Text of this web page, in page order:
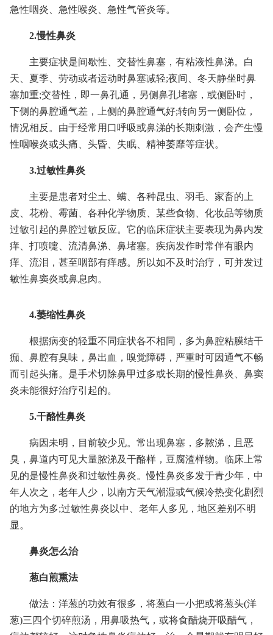
急性咽炎、急性喉炎、急性气管炎等。
2.慢性鼻炎
主要症状是间歇性、交替性鼻塞，有粘液性鼻涕。白
天、夏季、劳动或者运动时鼻塞减轻;夜间、冬天静坐时鼻
塞加重;交替性，即一鼻孔通，另侧鼻孔堵塞，或侧卧时，
下侧的鼻腔通气差，上侧的鼻腔通气好;转向另一侧卧位，
情况相反。由于经常用口呼吸或鼻涕的长期刺激，会产生慢
性咽喉炎或头痛、头昏、失眠、精神萎靡等症状。
3.过敏性鼻炎
主要是患者对尘土、螨、各种昆虫、羽毛、家畜的上
皮、花粉、霉菌、各种化学物质、某些食物、化妆品等物质
过敏引起的鼻腔过敏反应。它的临床症状主要表现为鼻内发
痒、打喷嚏、流清鼻涕、鼻堵塞。疾病发作时常伴有眼内
痒、流泪，甚至咽部有痒感。所以如不及时治疗，可并发过
敏性鼻窦炎或鼻息肉。
4.萎缩性鼻炎
根据病变的轻重不同症状各不相同，多为鼻腔粘膜结干
痂、鼻腔有臭味，鼻出血，嗅觉障碍，严重时可因通气不畅
而引起头痛。是手术切除鼻甲过多或长期的慢性鼻炎、鼻窦
炎未能很好治疗引起的。
5.干酪性鼻炎
病因未明，目前较少见。常出现鼻塞，多脓涕，且恶
臭，鼻道内可见大量脓涕及干酪样，豆腐渣样物。临床上常
见的是慢性鼻炎和过敏性鼻炎。慢性鼻炎多发于青少年，中
年人次之，老年人少，以南方天气潮湿或气候冷热变化剧烈
的地方为多;过敏性鼻炎以中、老年人多见，地区差别不明
显。
鼻炎怎么治
葱白煎熏法
做法：洋葱的功效有很多，将葱白一小把或将葱头(洋
葱)三四个切碎煎汤，用鼻吸热气，或将食醋烧开吸醋气，